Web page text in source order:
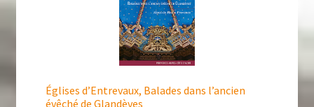
Églises d’Entrevaux, Balades dans l’ancien
évêché de Glandèves